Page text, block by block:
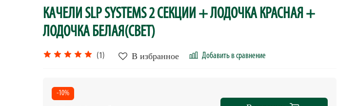
КАЧЕЛИ SLP SYSTEMS 2 СЕКЦИИ + ЛОДОЧКА КРАСНАЯ +
ЛОДОЧКА БЕЛАЯ(СВЕТ)
(1) В избранное Добавить в сравнение
-10%